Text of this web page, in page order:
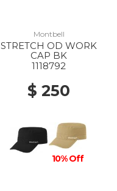
Montbell
STRETCH OD WORK
CAP BK
1118792
$ 250
10% Off